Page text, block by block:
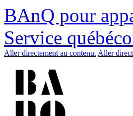
BAnQ pour
Service
Aller directement au contenu. Aller